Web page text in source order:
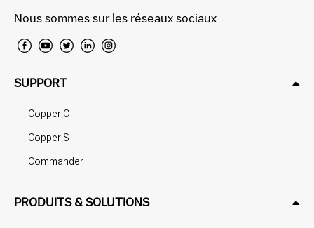
Nous sommes sur les réseaux sociaux
SUPPORT
Copper C
Copper S
Commander
PRODUITS & SOLUTIONS